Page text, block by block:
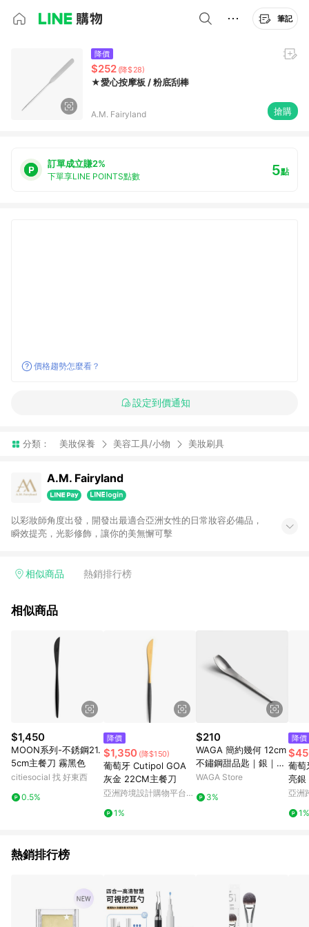
筆記
降價
$252 (降$28)
★愛心按摩板 / 粉底刮棒
A.M. Fairyland 搶購
訂單成立賺2%
下單享LINE POINTS點數 5點
價格趨勢怎麼看？
設定到價通知
分類： 美妝保養 美容工具/小物 美妝刷具
A.M. Fairyland
以彩妝師角度出發，開發出最適合亞洲女性的日常妝容必備品，
瞬效提亮，光影修飾，讓你的美無懈可擊
相似商品 熱銷排行榜
相似商品
$1,450
MOON系列-不銹鋼21.
5cm主餐刀 霧黑色
citiesocial 找 好東西
0.5%
降價
$1,350 (降$150)
葡萄牙 Cutipol GOA
灰金 22CM主餐刀
亞洲跨境設計購物平台
1%
$210
WAGA 簡約幾何 12cm
不鏽鋼甜品匙｜銀｜單
品
WAGA Store
3%
降價
葡萄
亮銀
亞洲
1%
熱銷排行榜